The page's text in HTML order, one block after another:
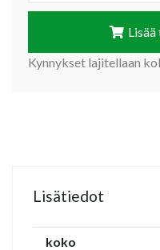
Kynnykset lajitellaan
Lisätiedot
koko